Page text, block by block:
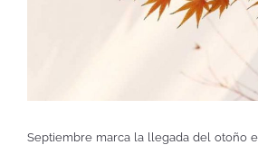
Septiembre marca la llegada del otoño